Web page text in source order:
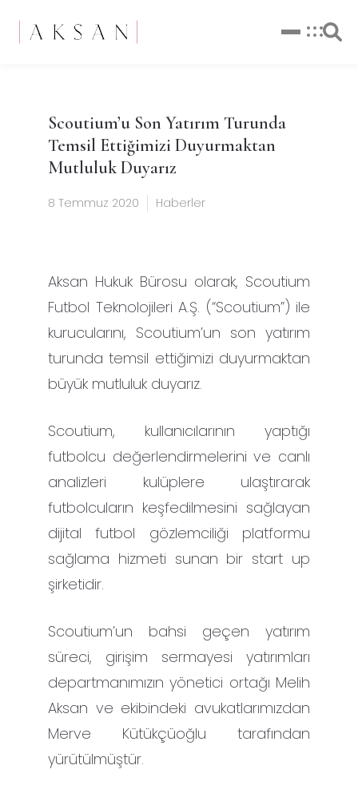
Scoutium’u Son Yatırım Turunda
Temsil Ettiğimizi Duyurmaktan
Mutluluk Duyarız
8 Temmuz 2020 Haberler
Aksan Hukuk Bürosu olarak, Scoutium
Futbol Teknolojileri A.Ş. (“Scoutium”) ile
kurucularını, Scoutium’un son yatırım
turunda temsil ettiğimizi duyurmaktan
büyük mutluluk duyarız.
Scoutium, kullanıcılarının yaptığı
futbolcu değerlendirmelerini ve canlı
analizleri kulüplere ulaştırarak
futbolcuların keşfedilmesini sağlayan
dijital futbol gözlemciliği platformu
sağlama hizmeti sunan bir start up
şirketidir.
Scoutium’un bahsi geçen yatırım
süreci, girişim sermayesi yatırımları
departmanımızın yönetici ortağı Melih
Aksan ve ekibindeki avukatlarımızdan
Merve Kütükçüoğlu tarafından
yürütülmüştür.